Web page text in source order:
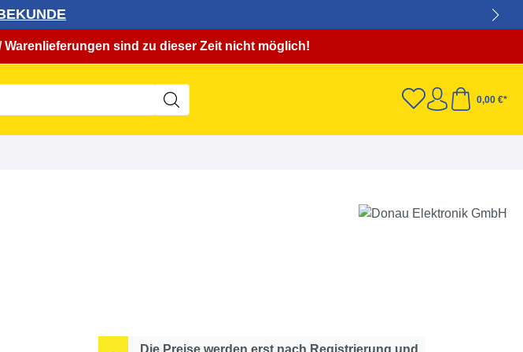
sind zu dieser Zeit nicht möglich!
0,00 €*
Die Preise werden erst nach Registrierung und